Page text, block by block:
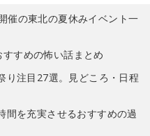
催の東北の夏休みイベント一
すすめの怖い話まとめ
り注目27選。見どころ・日程
間を充実させるおすすめの過